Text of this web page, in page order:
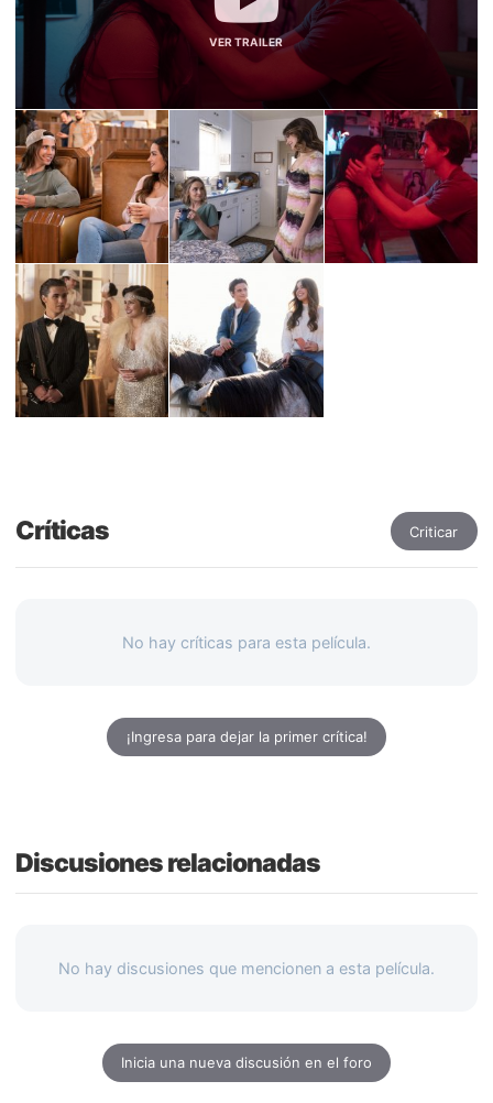
VER TRAILER
Críticas Criticar
No hay críticas para esta película.
¡Ingresa para dejar la primer crítica!
Discusiones relacionadas
No hay discusiones que mencionen a esta película.
Inicia una nueva discusión en el foro